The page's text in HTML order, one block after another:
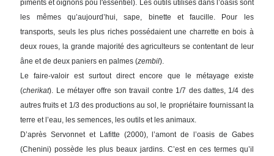
piments et oignons pou l'essentiel). Les outils utilisés dans l’oasis sont
les mêmes qu’aujourd’hui, sape, binette et faucille. Pour les
transports, seuls les plus riches possédaient une charrette en bois à
deux roues, la grande majorité des agriculteurs se contentant de leur
âne et de deux paniers en palmes (zembil).
Le faire-valoir est surtout direct encore que le métayage existe
(cherikat). Le métayer offre son travail contre 1/7 des dattes, 1/4 des
autres fruits et 1/3 des productions au sol, le propriétaire fournissant la
terre et l’eau, les semences, les outils et les animaux.
D’après Servonnet et Lafitte (2000), l’amont de l’oasis de Gabes
(Chenini) possède les plus beaux jardins. C’est en ces termes qu’il